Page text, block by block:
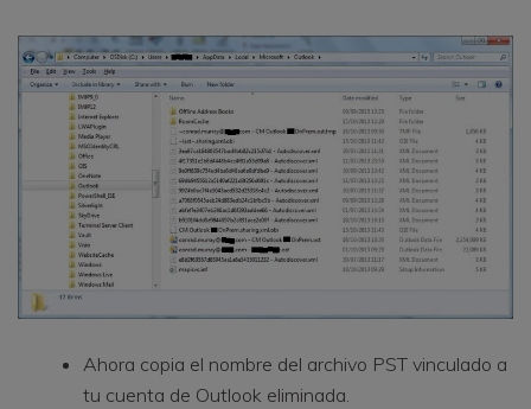
Ahora copia el nombre del archivo PST vinculado a
tu cuenta de Outlook eliminada.